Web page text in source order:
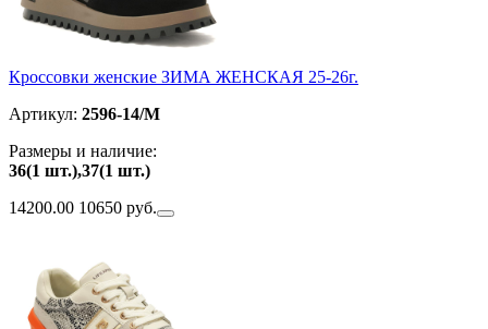
Кроссовки женские ЗИМА ЖЕНСКАЯ 25-26г.
Артикул: 2596-14/M
Размеры и наличие:
36(1 шт.),37(1 шт.)
14200.00 10650 руб.